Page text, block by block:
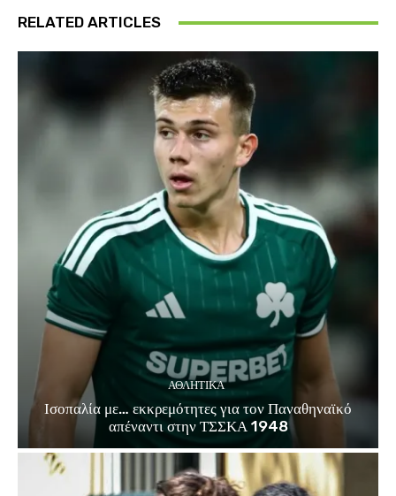
RELATED ARTICLES
ΑΘΛΗΤΙΚΑ
Ισοπαλία με… εκκρεμότητες για τον Παναθηναϊκό
απέναντι στην ΤΣΣΚΑ 1948